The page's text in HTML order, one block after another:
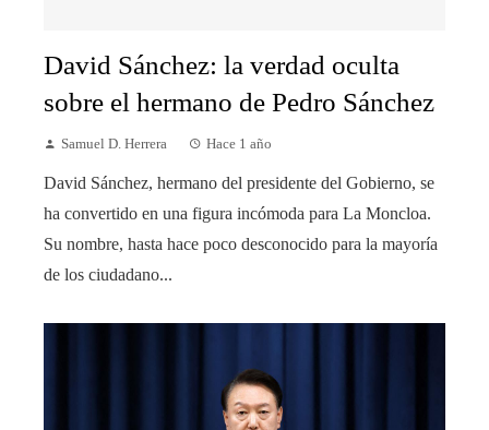
David Sánchez: la verdad oculta
sobre el hermano de Pedro Sánchez
Samuel D. Herrera Hace 1 año
David Sánchez, hermano del presidente del Gobierno, se
ha convertido en una figura incómoda para La Moncloa.
Su nombre, hasta hace poco desconocido para la mayoría
de los ciudadano...